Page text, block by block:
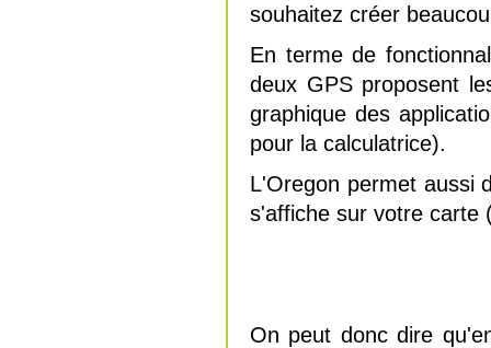
souhaitez créer
En terme de
deux GPS proposent
graphique des
pour la calculatrice).
L'Oregon permet aussi
s'affiche sur votre carte
On peut donc dire